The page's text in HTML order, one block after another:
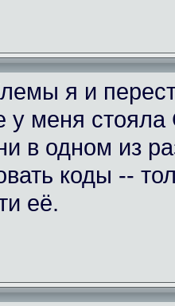
я и
меня стояла
в одном из
коды --
её.